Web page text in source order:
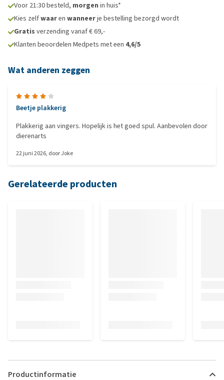
Voor 21:30 besteld, morgen in huis*
Kies zelfwaaren wanneerje bestelling bezorgd wordt
Gratis verzending vanaf € 69,-
Klanten beoordelen Medpets met een 4,6/5
Wat anderen zeggen
Beetje plakkerig
Plakkerig aan vingers. Hopelijk is het goed spul. Aanbevolen door
dierenarts
22 juni 2026, doorJoke
Gerelateerde producten
Productinformatie